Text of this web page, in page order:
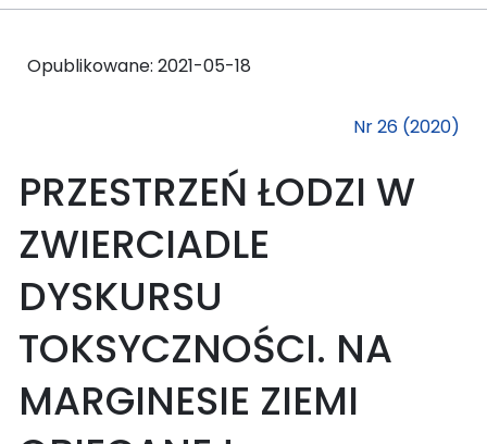
Opublikowane: 2021-05-18
Nr 26 (2020)
PRZESTRZEŃ ŁODZI W
ZWIERCIADLE
DYSKURSU
TOKSYCZNOŚCI. NA
MARGINESIE ZIEMI